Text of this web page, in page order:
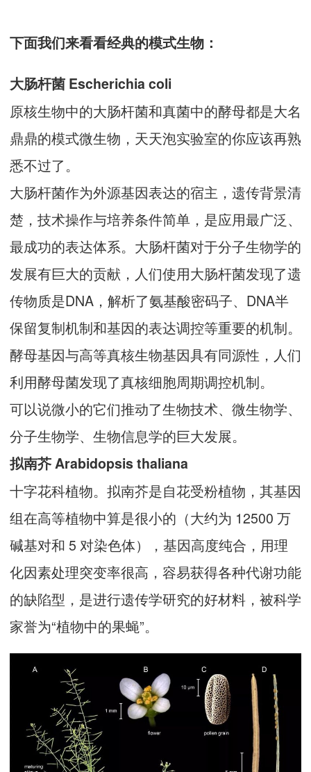
下面我们来看看经典的模式生物：
大肠杆菌 Escherichia coli
原核生物中的大肠杆菌和真菌中的酵母都是大名
鼎鼎的模式微生物，天天泡实验室的你应该再熟
悉不过了。
大肠杆菌作为外源基因表达的宿主，遗传背景清
楚，技术操作与培养条件简单，是应用最广泛、
最成功的表达体系。大肠杆菌对于分子生物学的
发展有巨大的贡献，人们使用大肠杆菌发现了遗
传物质是DNA，解析了氨基酸密码子、DNA半
保留复制机制和基因的表达调控等重要的机制。
酵母基因与高等真核生物基因具有同源性，人们
利用酵母菌发现了真核细胞周期调控机制。
可以说微小的它们推动了生物技术、微生物学、
分子生物学、生物信息学的巨大发展。
拟南芥 Arabidopsis thaliana
十字花科植物。拟南芥是自花受粉植物，其基因
组在高等植物中算是很小的（大约为 12500 万
碱基对和 5 对染色体），基因高度纯合，用理
化因素处理突变率很高，容易获得各种代谢功能
的缺陷型，是进行遗传学研究的好材料，被科学
家誉为“植物中的果蝇”。